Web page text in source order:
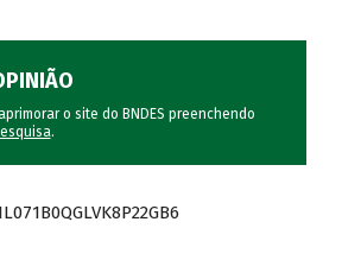
o site do BNDES preenchendo
.